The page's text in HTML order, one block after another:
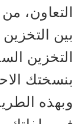
التعاون،
بين
التخزين
بنسختك
وبهذه